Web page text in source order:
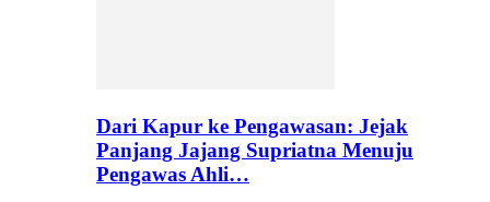
Dari Kapur ke Pengawasan: Jejak
Panjang Jajang Supriatna Menuju
Pengawas Ahli…